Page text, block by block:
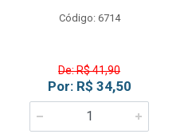
Código: 6714
De: R$ 41,90
Por: R$ 34,50